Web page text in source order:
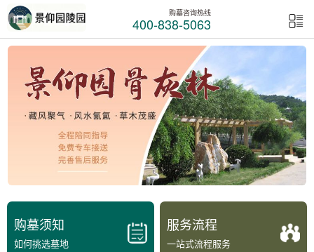
购墓咨询热线
400-838-5063
购墓须知
如何挑选墓地
服务流程
一站式流程服务